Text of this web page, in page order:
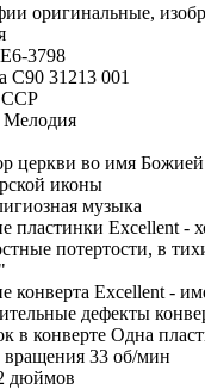
оригинальные,
E6-3798
С90 31213 001
Мелодия
церкви во имя
иконы
музыка
пластинки Excellent -
потертости, в
конверта Excellent -
дефекты
в конверте Одна
вращения 33 об/мин
дюймов